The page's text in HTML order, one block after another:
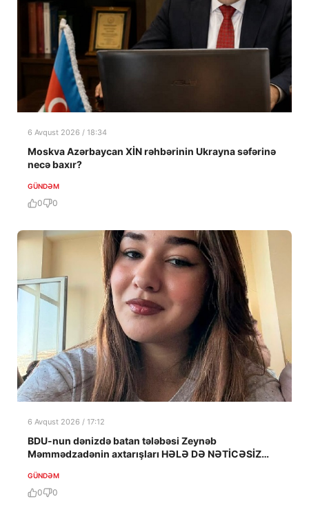
6 Avqust 2026 / 18:34
Moskva Azərbaycan XİN rəhbərinin Ukrayna səfərinə
necə baxır?
GÜNDƏM
0 0
6 Avqust 2026 / 17:12
BDU-nun dənizdə batan tələbəsi Zeynəb
Məmmədzadənin axtarışları HƏLƏ DƏ NƏTİCƏSİZ
GÜNDƏM
0 0